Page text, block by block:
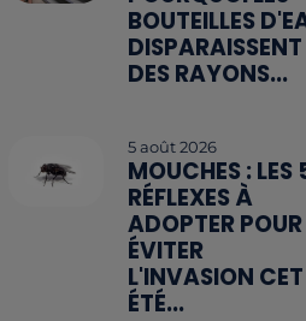
BOUTEILLES
DISPARAISSENT
DES RAYONS...
5 août 2026
MOUCHES : LES
RÉFLEXES À
ADOPTER POUR
ÉVITER
L'INVASION CET
ÉTÉ...